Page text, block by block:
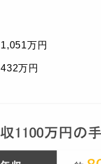
1,051万円
432万円